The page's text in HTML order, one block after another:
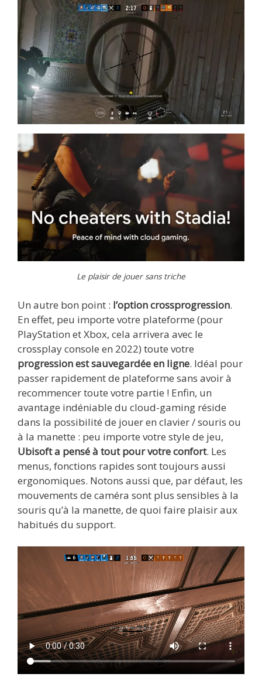
Le plaisir de jouer sans triche
Un autre bon point : l’option crossprogression.
En effet, peu importe votre plateforme (pour
PlayStation et Xbox, cela arrivera avec le
crossplay console en 2022) toute votre
progression est sauvegardée en ligne. Idéal pour
passer rapidement de plateforme sans avoir à
recommencer toute votre partie ! Enfin, un
avantage indéniable du cloud-gaming réside
dans la possibilité de jouer en clavier / souris ou
à la manette : peu importe votre style de jeu,
Ubisoft a pensé à tout pour votre confort. Les
menus, fonctions rapides sont toujours aussi
ergonomiques. Notons aussi que, par défaut, les
mouvements de caméra sont plus sensibles à la
souris qu’à la manette, de quoi faire plaisir aux
habitués du support.